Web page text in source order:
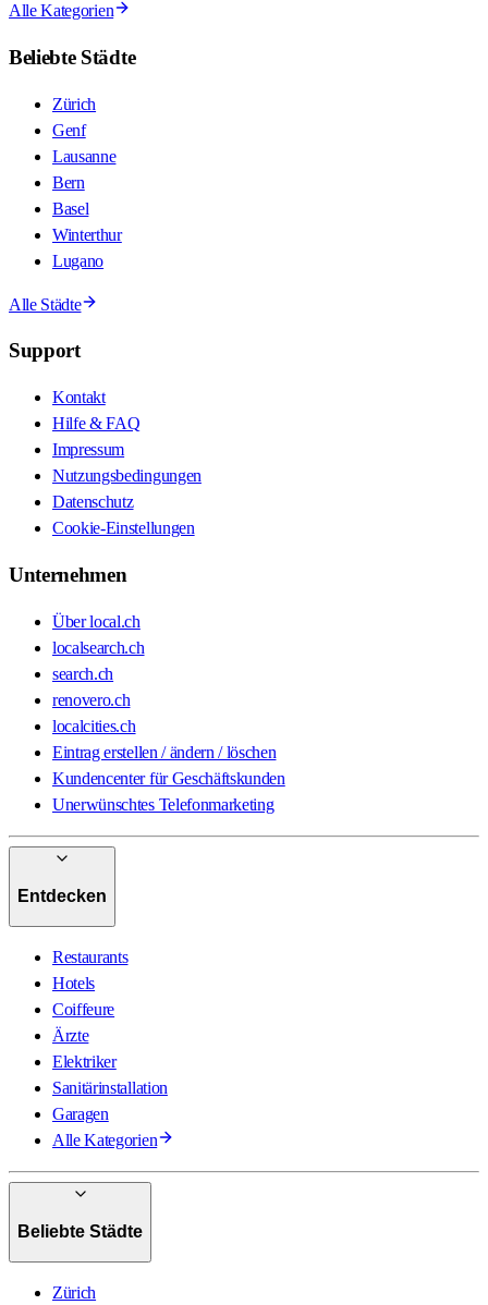
Alle Kategorien
Beliebte Städte
Zürich
Genf
Lausanne
Bern
Basel
Winterthur
Lugano
Alle Städte
Support
Kontakt
Hilfe & FAQ
Impressum
Nutzungsbedingungen
Datenschutz
Cookie-Einstellungen
Unternehmen
Über local.ch
localsearch.ch
search.ch
renovero.ch
localcities.ch
Eintrag erstellen / ändern / löschen
Kundencenter für Geschäftskunden
Unerwünschtes Telefonmarketing
Entdecken
Restaurants
Hotels
Coiffeure
Ärzte
Elektriker
Sanitärinstallation
Garagen
Alle Kategorien
Beliebte Städte
Zürich